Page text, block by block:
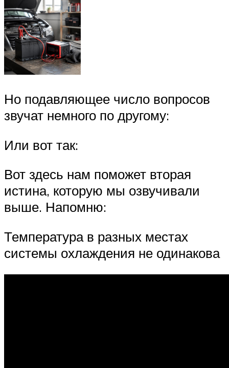
Но подавляющее число вопросов
звучат немного по другому:
Или вот так:
Вот здесь нам поможет вторая
истина, которую мы озвучивали
выше. Напомню:
Температура в разных местах
системы охлаждения не одинакова